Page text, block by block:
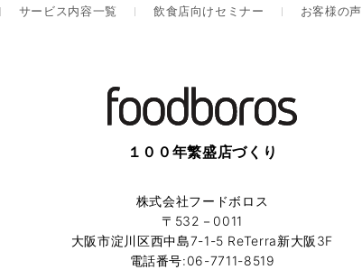
サービス内容一覧 飲食店向けセミナー お客様の声
１００年繁盛店づくり
株式会社フードボロス
〒532－0011
大阪市淀川区西中島7-1-5 ReTerra新大阪3F
電話番号:06-7711-8519